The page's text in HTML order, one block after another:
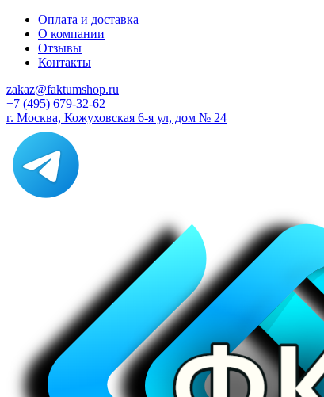
Оплата и доставка
О компании
Отзывы
Контакты
zakaz@faktumshop.ru
+7 (495) 679-32-62
г. Москва, Кожуховская 6-я ул, дом № 24